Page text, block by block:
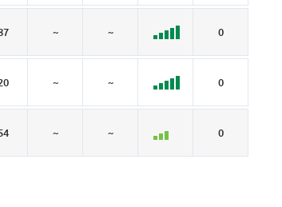
~ ~ 0
~ ~ 0
~ ~ 0